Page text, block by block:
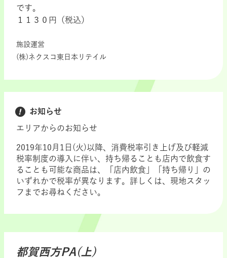
です。
１１３０円（税込）
施設運営
(株)ネクスコ東日本リテイル
お知らせ
エリアからのお知らせ
2019年10月1日(火)以降、消費税率引き上げ及び軽減
税率制度の導入に伴い、持ち帰ることも店内で飲食す
ることも可能な商品は、「店内飲食」「持ち帰り」の
いずれかで税率が異なります。詳しくは、現地スタッ
フまでお尋ねください。
都賀西方PA(上)